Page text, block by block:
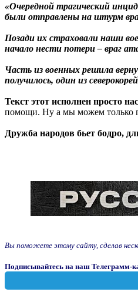
«Очередной трагический
были отправлены на штурм
Позади их страховали наши
начало нести потери – враг
Часть из военных решила
получилось, один из
Текст этот исполнен просто
помощи. Ну а мы можем только
Дружба народов бьет бодро,
Вы поможете этому сайту, сделав
Подписывайтесь на наш Телеграмм-